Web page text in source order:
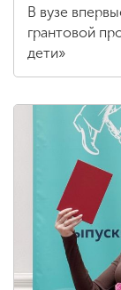
В вузе
грантовой
дети»